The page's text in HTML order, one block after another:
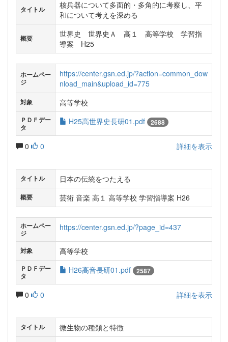
タイトル
核兵器について多面的・多角的に考察し、平
和について考えを深める
概要
世界史 世界史Ａ 高１ 高等学校 学習指
導案 H25
ホームペー
ジ
https://center.gsn.ed.jp/?action=common_dow
nload_main&upload_id=775
対象 高等学校
ＰＤＦデー
タ
H25高世界史長研01.pdf 2688
0 0 詳細を表示
タイトル 日本の伝統をつたえる
概要 芸術 音楽 高１ 高等学校 学習指導案 H26
ホームペー
ジ
https://center.gsn.ed.jp/?page_id=437
対象 高等学校
ＰＤＦデー
タ
H26高音長研01.pdf 2587
0 0 詳細を表示
タイトル 微生物の種類と特徴